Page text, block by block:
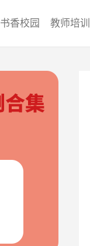
书香校园 教师培训